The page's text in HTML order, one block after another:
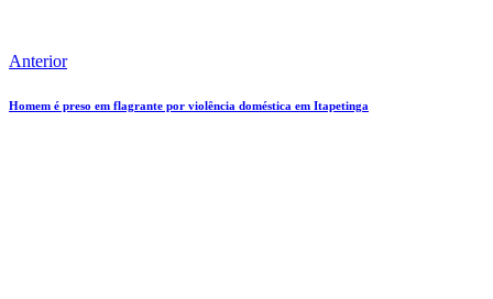
Anterior
Homem é preso em flagrante por violência doméstica em Itapetinga